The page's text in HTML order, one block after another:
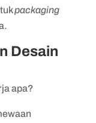
packaging
Desain
apa?